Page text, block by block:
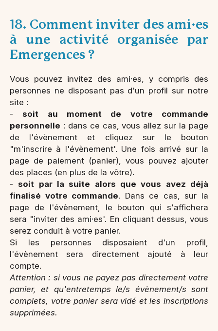
18. Comment inviter des ami·es
à une activité organisée par
Emergences ?
Vous pouvez invitez des ami·es, y compris des
personnes ne disposant pas d'un profil sur notre
site :
- soit au moment de votre commande
personnelle : dans ce cas, vous allez sur la page
de l'évènement et cliquez sur le bouton
"m'inscrire à l'évènement'. Une fois arrivé sur la
page de paiement (panier), vous pouvez ajouter
des places (en plus de la vôtre).
- soit par la suite alors que vous avez déjà
finalisé votre commande. Dans ce cas, sur la
page de l'évènement, le bouton qui s'affichera
sera "inviter des ami·es'. En cliquant dessus, vous
serez conduit à votre panier.
Si les personnes disposaient d'un profil,
l'évènement sera directement ajouté à leur
compte.
Attention : si vous ne payez pas directement votre
panier, et qu'entretemps le/s évènement/s sont
complets, votre panier sera vidé et les inscriptions
supprimées.